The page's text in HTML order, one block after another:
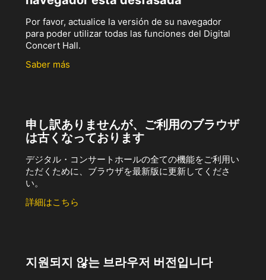
Por favor, actualice la versión de su navegador
para poder utilizar todas las funciones del Digital
Concert Hall.
Saber más
申し訳ありませんが、ご利用のブラウザ
は古くなっております
デジタル・コンサートホールの全ての機能をご利用い
ただくために、ブラウザを最新版に更新してくださ
い。
詳細はこちら
지원되지 않는 브라우저 버전입니다